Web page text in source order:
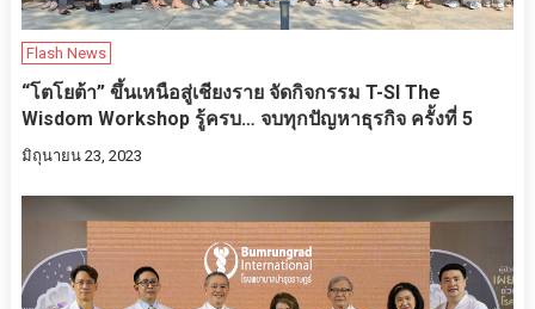
Flash News
“โตโยต้า” ขึ้นเหนือสู่เชียงราย จัดกิจกรรม T-SI The
Wisdom Workshop รู้ครบ… จบทุกปัญหาธุรกิจ ครั้งที่ 5
มิถุนายน 23, 2023